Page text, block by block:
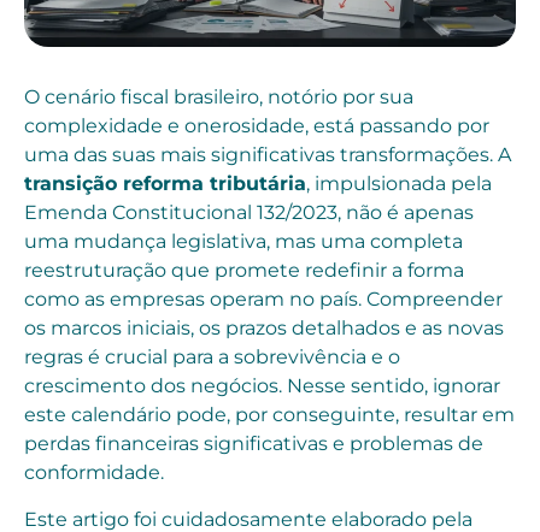
O cenário fiscal brasileiro, notório por sua
complexidade e onerosidade, está passando por
uma das suas mais significativas transformações. A
transição reforma tributária, impulsionada pela
Emenda Constitucional 132/2023, não é apenas
uma mudança legislativa, mas uma completa
reestruturação que promete redefinir a forma
como as empresas operam no país. Compreender
os marcos iniciais, os prazos detalhados e as novas
regras é crucial para a sobrevivência e o
crescimento dos negócios. Nesse sentido, ignorar
este calendário pode, por conseguinte, resultar em
perdas financeiras significativas e problemas de
conformidade.
Este artigo foi cuidadosamente elaborado pela